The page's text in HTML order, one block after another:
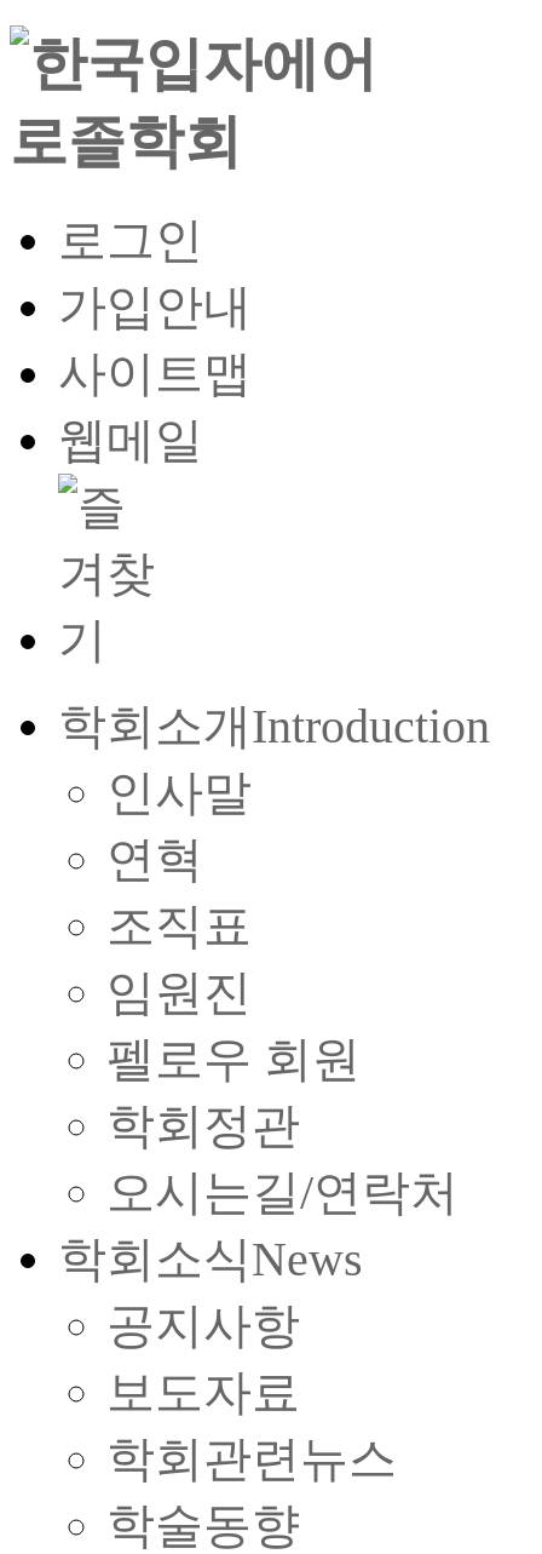
로그인
가입안내
사이트맵
웹메일
학회소개Introduction
인사말
연혁
조직표
임원진
펠로우 회원
학회정관
오시는길/연락처
학회소식News
공지사항
보도자료
학회관련뉴스
학술동향